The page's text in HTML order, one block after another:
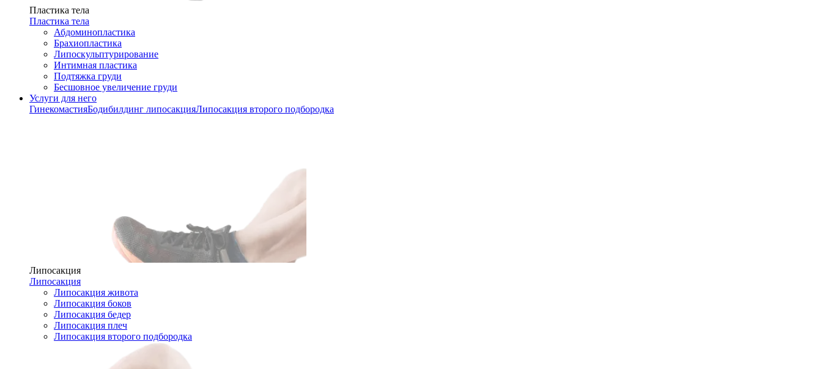
Пластика тела
Пластика тела
Абдоминопластика
Брахиопластика
Липоскульптурирование
Интимная пластика
Подтяжка груди
Бесшовное увеличение груди
Услуги для него
ГинекомастияБодибилдинг липосакцияЛипосакция второго подбородка
Липосакция
Липосакция
Липосакция живота
Липосакция боков
Липосакция бедер
Липосакция плеч
Липосакция второго подбородка